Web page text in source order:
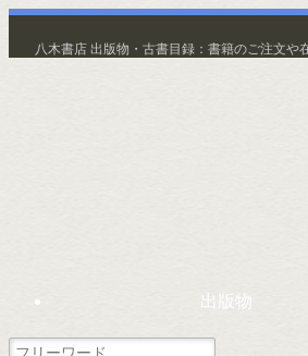
八木書店 出版物・古書目録：書籍のご注文や
出版物